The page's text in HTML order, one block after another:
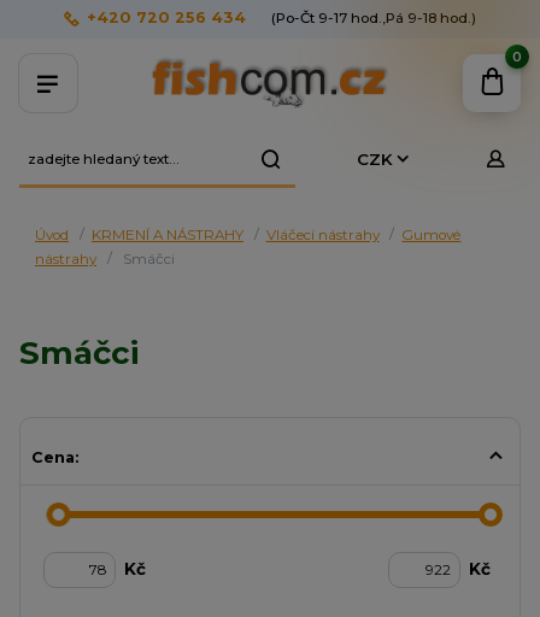
CZK
+420 720 256 434 (Po-Čt 9-17 hod.,Pá 9-18 hod.)
0
Úvod KRMENÍ A NÁSTRAHY Vláčecí nástrahy
Gumové
nástrahy
Smáčci
Smáčci
Cena:
Kč Kč